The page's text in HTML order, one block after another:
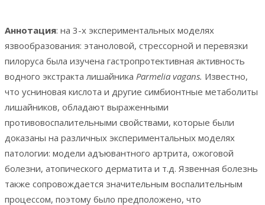
Аннотация: на 3-х экспериментальных моделях
язвообразования: этаноловой, стрессорной и перевязки
пилоруса была изучена гастропротективная активность
водного экстракта лишайника Parmelia vagans. Известно,
что усниновая кислота и другие симбионтные метаболиты
лишайников, обладают выраженными
противовоспалительными свойствами, которые были
доказаны на различных экспериментальных моделях
патологии: модели адъювантного артрита, ожоговой
болезни, атопического дерматита и т.д. Язвенная болезнь
также сопровождается значительным воспалительным
процессом, поэтому было предположено, что